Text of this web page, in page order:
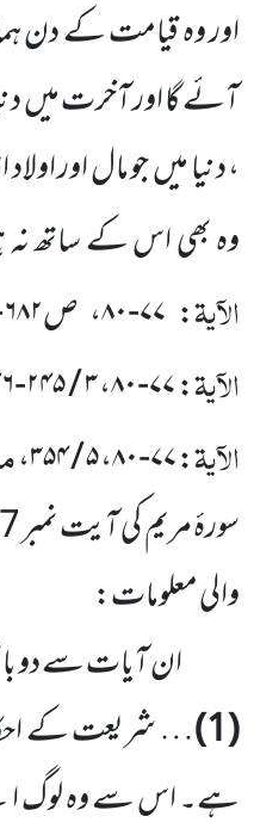
اور وہ قیامت کے دن
آئے گا اور آخرت میں
، دنیا میں جو مال
وہ بھی اس کے ساتھ نہ
الآیۃ: ۷۷-۸۰ ، ص۶۸۲-۶۸۳
الآیۃ:۷۷-۸۰ ،۳ / ۲۴۵-۲۴۶
الآیۃ:۷۷-۸۰ ،۵ / ۳۵۴ ،
والی معلومات:
ان آیات سے دو
(1) … شریعت کے احکام
ہے۔ اس سے وہ لوگ